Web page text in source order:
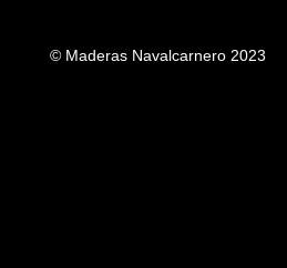
© Maderas Navalcarnero 2023